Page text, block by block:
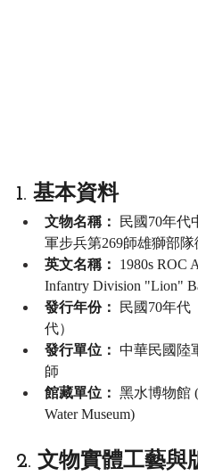
1. 基本資料
文物名稱：
民國70年代
軍步兵第269師雄獅部隊
英文名稱：
1980s ROC
Infantry Division "Lion"
發行年份：
民國70年代
代）
發行單位： 中華民國陸
師
館藏單位： 黑水博物館
Water Museum)
2. 文物實體工藝與